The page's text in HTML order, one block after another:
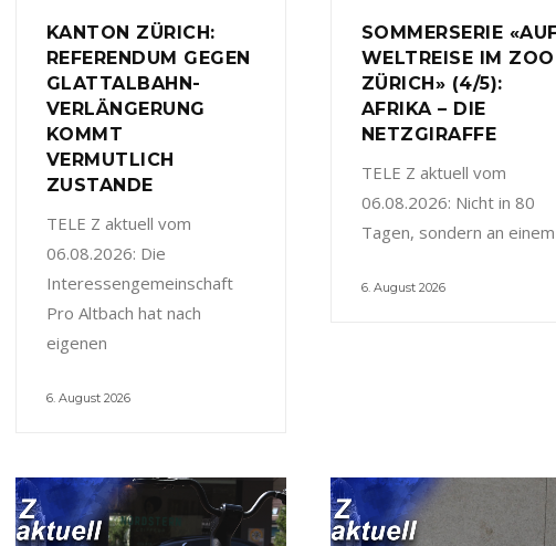
KANTON ZÜRICH:
REFERENDUM GEGEN
GLATTALBAHN-
VERLÄNGERUNG
KOMMT
VERMUTLICH
ZUSTANDE
TELE Z aktuell vom
06.08.2026: Die
Interessengemeinschaft
Pro Altbach hat nach
eigenen
6. August 2026
SOMMERSERIE
WELTREISE IM ZOO
ZÜRICH» (4/5):
AFRIKA – DIE
NETZGIRAFFE
TELE Z aktuell vom
06.08.2026: Nicht in 80
Tagen, sondern an einem
6. August 2026